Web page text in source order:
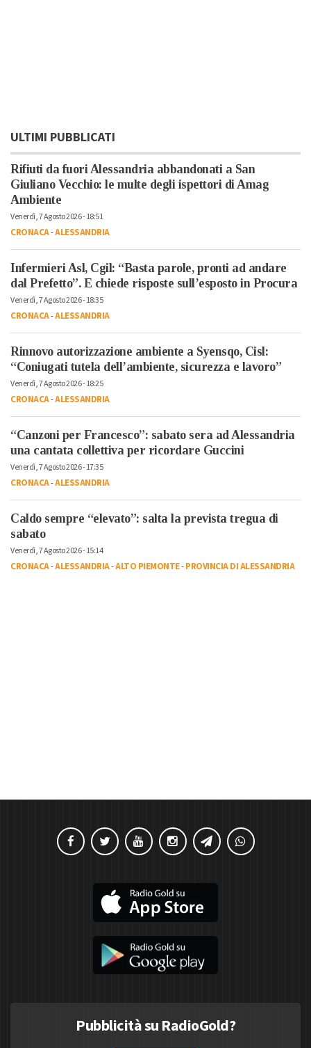
ULTIMI PUBBLICATI
Rifiuti da fuori Alessandria abbandonati a San
Giuliano Vecchio: le multe degli ispettori di Amag
Ambiente
Venerdì, 7 Agosto 2026 - 18:51
CRONACA-ALESSANDRIA
Infermieri Asl, Cgil: “Basta parole, pronti ad andare
dal Prefetto”. E chiede risposte sull’esposto in Procura
Venerdì, 7 Agosto 2026 - 18:35
CRONACA-ALESSANDRIA
Rinnovo autorizzazione ambiente a Syensqo, Cisl:
“Coniugati tutela dell’ambiente, sicurezza e lavoro”
Venerdì, 7 Agosto 2026 - 18:25
CRONACA-ALESSANDRIA
“Canzoni per Francesco”: sabato sera ad Alessandria
una cantata collettiva per ricordare Guccini
Venerdì, 7 Agosto 2026 - 17:35
CRONACA-ALESSANDRIA
Caldo sempre “elevato”: salta la prevista tregua di
sabato
Venerdì, 7 Agosto 2026 - 15:14
CRONACA-ALESSANDRIA-ALTO PIEMONTE-PROVINCIA DI ALESSANDRIA
Pubblicità su RadioGold?